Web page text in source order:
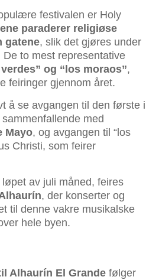
festivalen er Holy
paraderer religiøse
gatene, slik det gjøres under
De to mest representative
og “los moraos”,
feiringer gjennom året.
å se avgangen til den første i
med
Mayo, og avgangen til “los
Christi, som feirer
av juli måned, feires
, der konserter og
til denne vakre musikalske
hele byen.
Alhaurín El Grande følger